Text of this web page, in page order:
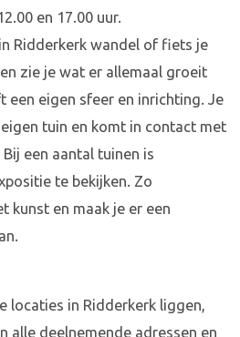
en 17.00 uur.
Ridderkerk wandel of fiets je
zie je wat er allemaal groeit
een eigen sfeer en inrichting. Je
tuin en komt in contact met
een aantal tuinen is
te bekijken. Zo
kunst en maak je er een
locaties in Ridderkerk liggen,
alle deelnemende adressen en